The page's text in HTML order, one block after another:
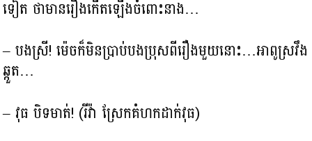
ទៀត ថាមានរឿងកើតឡើងចំពោះនាង…
– បងស្រី! ម៉េចក៏មិនប្រាប់បងប្រុសពីរឿងមួយនោះ…អាពូស្រវឹង
ឆ្កួត…
– វុធ បិទមាត់! (រីវ៉ា ស្រែកគំហកដាក់វុធ)